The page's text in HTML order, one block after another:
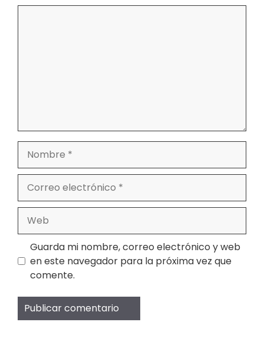
Nombre
electrónico
Guarda mi nombre, correo electrónico y web
en este navegador para la próxima vez que
comente.